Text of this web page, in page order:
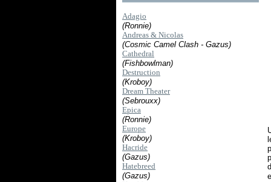
Adagio
(Ronnie)
Andreas & Nicolas
(Cosmic Camel Clash - Gazus)
Cathedral
(Fishbowlman)
Destruction
(Kroboy)
Dream Theater
(Sebrouxx)
Epica
(Ronnie)
Europe
(Kroboy)
Hacride
(Gazus)
Hatebreed
(Gazus)